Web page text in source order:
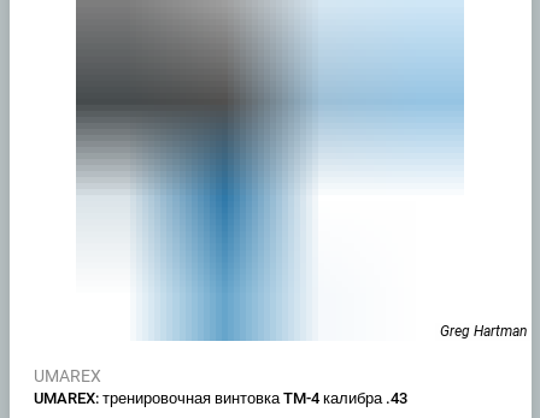
Greg Hartman
UMAREX
UMAREX: тренировочная винтовка TM-4 калибра .43